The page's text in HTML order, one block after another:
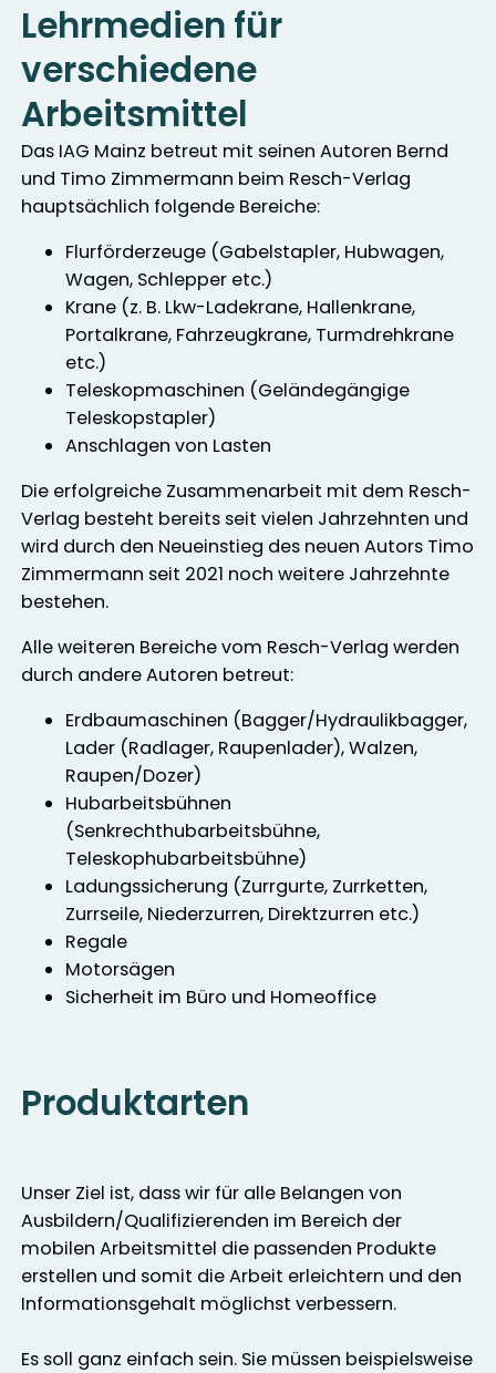
Lehrmedien für
verschiedene
Arbeitsmittel
Das IAG Mainz betreut mit seinen Autoren Bernd
und Timo Zimmermann beim Resch-Verlag
hauptsächlich folgende Bereiche:
Flurförderzeuge (Gabelstapler, Hubwagen,
Wagen, Schlepper etc.)
Krane (z. B. Lkw-Ladekrane, Hallenkrane,
Portalkrane, Fahrzeugkrane, Turmdrehkrane
etc.)
Teleskopmaschinen (Geländegängige
Teleskopstapler)
Anschlagen von Lasten
Die erfolgreiche Zusammenarbeit mit dem Resch-
Verlag besteht bereits seit vielen Jahrzehnten und
wird durch den Neueinstieg des neuen Autors Timo
Zimmermann seit 2021 noch weitere Jahrzehnte
bestehen.
Alle weiteren Bereiche vom Resch-Verlag werden
durch andere Autoren betreut:
Erdbaumaschinen (Bagger/Hydraulikbagger,
Lader (Radlager, Raupenlader), Walzen,
Raupen/Dozer)
Hubarbeitsbühnen
(Senkrechthubarbeitsbühne,
Teleskophubarbeitsbühne)
Ladungssicherung (Zurrgurte, Zurrketten,
Zurrseile, Niederzurren, Direktzurren etc.)
Regale
Motorsägen
Sicherheit im Büro und Homeoffice
Produktarten
Unser Ziel ist, dass wir für alle Belangen von
Ausbildern/Qualifizierenden im Bereich der
mobilen Arbeitsmittel die passenden Produkte
erstellen und somit die Arbeit erleichtern und den
Informationsgehalt möglichst verbessern.
Es soll ganz einfach sein. Sie müssen beispielsweise